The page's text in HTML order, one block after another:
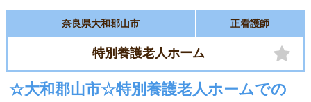
奈良県大和郡山市 正看護師
特別養護老人ホーム
☆大和郡山市☆特別養護老人ホームでの